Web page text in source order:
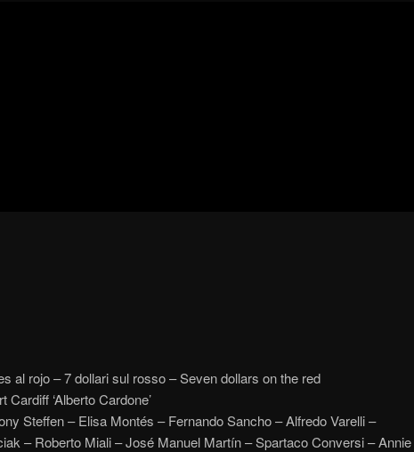
al rojo – 7 dollari sul rosso – Seven dollars on the red
Cardiff ‘Alberto Cardone’
Steffen – Elisa Montés – Fernando Sancho – Alfredo Varelli –
– Roberto Miali – José Manuel Martín – Spartaco Conversi – Annie